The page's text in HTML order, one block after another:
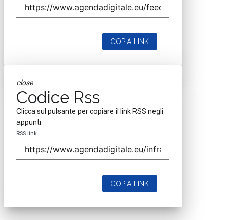
COPIA LINK
close
Codice Rss
Clicca sul pulsante per copiare il link RSS negli
appunti.
RSS link
COPIA LINK